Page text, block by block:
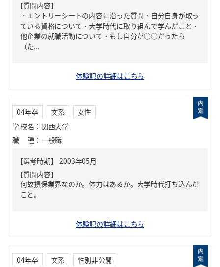
【質問内容】
・エントリーシートの内容に沿った質問・自分自身が取っ
ている資格について・大学時代に取り組んで学んだこと・
他企業の就職活動について・もし自分が○○だったら
（た...
体験記の詳細はこちら
04年卒 文系
女性
学校名 ： 関西大学
職種 ： 一般職
【質問内容】
何故損保業界なのか。体力はあるか。大学時代打ち込んだ
こと。
体験記の詳細はこちら
04年卒 文系
性別非公開